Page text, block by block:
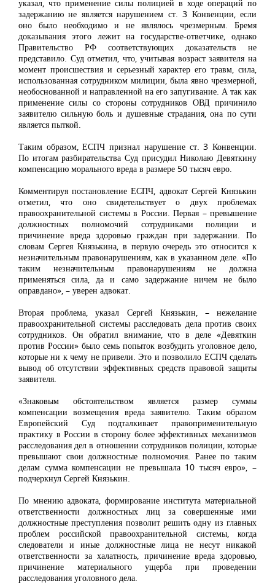
указал, что применение силы полицией в ходе операций по
задержанию не является нарушением ст. 3 Конвенции, если
оно было необходимо и не являлось чрезмерным. Бремя
доказывания этого лежит на государстве-ответчике, однако
Правительство РФ соответствующих доказательств не
представило. Суд отметил, что, учитывая возраст заявителя на
момент происшествия и серьезный характер его травм, сила,
использованная сотрудником милиции, была явно чрезмерной,
необоснованной и направленной на его запугивание. А так как
применение силы со стороны сотрудников ОВД причинило
заявителю сильную боль и душевные страдания, она по сути
является пыткой.
Таким образом, ЕСПЧ признал нарушение ст. 3 Конвенции.
По итогам разбирательства Суд присудил Николаю Девяткину
компенсацию морального вреда в размере 50 тысяч евро.
Комментируя постановление ЕСПЧ, адвокат Сергей Князькин
отметил, что оно свидетельствует о двух проблемах
правоохранительной системы в России. Первая – превышение
должностных полномочий сотрудниками полиции и
причинение вреда здоровью граждан при задержании. По
словам Сергея Князькина, в первую очередь это относится к
незначительным правонарушениям, как в указанном деле. «По
таким незначительным правонарушениям не должна
применяться сила, да и само задержание ничем не было
оправдано», – уверен адвокат.
Вторая проблема, указал Сергей Князькин, – нежелание
правоохранительной системы расследовать дела против своих
сотрудников. Он обратил внимание, что в деле «Девяткин
против России» было семь попыток возбудить уголовное дело,
которые ни к чему не привели. Это и позволило ЕСПЧ сделать
вывод об отсутствии эффективных средств правовой защиты
заявителя.
«Знаковым обстоятельством является размер суммы
компенсации возмещения вреда заявителю. Таким образом
Европейский Суд подталкивает правоприменительную
практику в России в сторону более эффективных механизмов
расследования дел в отношении сотрудников полиции, которые
превышают свои должностные полномочия. Ранее по таким
делам сумма компенсации не превышала 10 тысяч евро», –
подчеркнул Сергей Князькин.
По мнению адвоката, формирование института материальной
ответственности должностных лиц за совершенные ими
должностные преступления позволит решить одну из главных
проблем российской правоохранительной системы, когда
следователи и иные должностные лица не несут никакой
ответственности за халатность, причинение вреда здоровью,
причинение материального ущерба при проведении
расследования уголовного дела.